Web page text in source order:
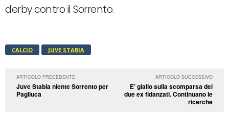
derby contro il Sorrento.
CALCIO JUVE STABIA
ARTICOLO PRECEDENTE
Juve Stabia niente Sorrento per
Pagliuca
ARTICOLO SUCCESSIVO
E’ giallo sulla scomparsa dei
due ex fidanzati. Continuano le
ricerche